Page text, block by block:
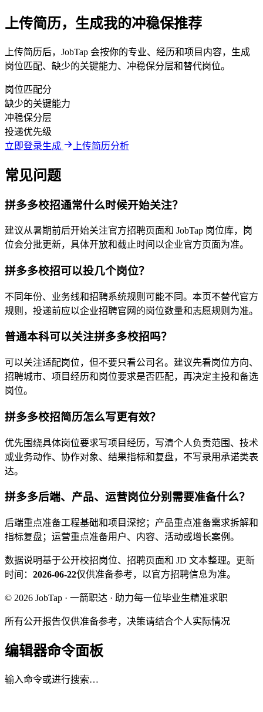
上传简历，生成我的冲稳保推荐
上传简历后，JobTap 会按你的专业、经历和项目内容，生成
岗位匹配、缺少的关键能力、冲稳保分层和替代岗位。
岗位匹配分
缺少的关键能力
冲稳保分层
投递优先级
立即登录生成
上传简历分析
常见问题
拼多多校招通常什么时候开始关注？
建议从暑期前后开始关注官方招聘页面和 JobTap 岗位库，岗
位会分批更新，具体开放和截止时间以企业官方页面为准。
拼多多校招可以投几个岗位？
不同年份、业务线和招聘系统规则可能不同。本页不替代官方
规则，投递前应以企业招聘官网的岗位数量和志愿规则为准。
普通本科可以关注拼多多校招吗？
可以关注适配岗位，但不要只看公司名。建议先看岗位方向、
招聘城市、项目经历和岗位要求是否匹配，再决定主投和备选
岗位。
拼多多校招简历怎么写更有效？
优先围绕具体岗位要求写项目经历，写清个人负责范围、技术
或业务动作、协作对象、结果指标和复盘，不写录用承诺类表
达。
拼多多后端、产品、运营岗位分别需要准备什么？
后端重点准备工程基础和项目深挖；产品重点准备需求拆解和
指标复盘；运营重点准备用户、内容、活动或增长案例。
数据说明基于公开校招岗位、招聘页面和 JD 文本整理。
更新
时间： 2026-06-22仅供准备参考，以官方招聘信息为准。
© 2026 JobTap · 一箭职达 · 助力每一位毕业生精准求职
所有公开报告仅供准备参考，决策请结合个人实际情况
编辑器命令面板
输入命令或进行搜索…